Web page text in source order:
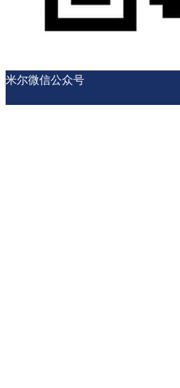
米尔微信公众号